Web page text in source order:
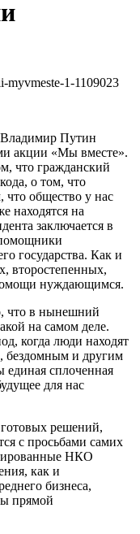
Владимир Путин
акции «Мы вместе».
что гражданский
о том, что
что общество у нас
находятся на
заключается в
государства. Как и
второстепенных,
нуждающимся.
что в нынешний
на самом деле.
когда люди находят
бездомным и другим
сплоченная
для нас
решений,
с просьбами самих
НКО
как и
бизнеса,
прямой